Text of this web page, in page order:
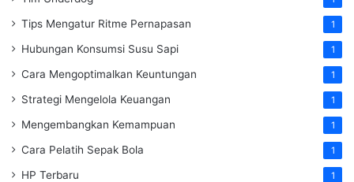
Tips Mengatur Ritme Pernapasan 1
Hubungan Konsumsi Susu Sapi 1
Cara Mengoptimalkan Keuntungan 1
Strategi Mengelola Keuangan 1
Mengembangkan Kemampuan 1
Cara Pelatih Sepak Bola 1
HP Terbaru 1